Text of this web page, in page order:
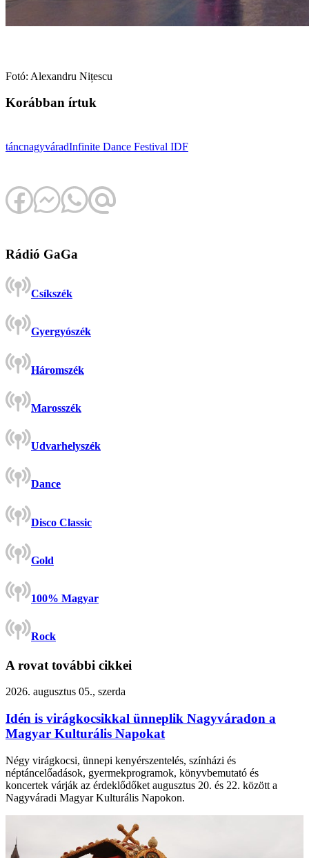
Fotó: Alexandru Nițescu
Korábban írtuk
táncnagyváradInfinite Dance Festival IDF
Rádió GaGa
Csíkszék
Gyergyószék
Háromszék
Marosszék
Udvarhelyszék
Dance
Disco Classic
Gold
100% Magyar
Rock
A rovat további cikkei
2026. augusztus 05., szerda
Idén is virágkocsikkal ünneplik Nagyváradon a
Magyar Kulturális Napokat
Négy virágkocsi, ünnepi kenyérszentelés, színházi és
néptáncelőadások, gyermekprogramok, könyvbemutató és
koncertek várják az érdeklődőket augusztus 20. és 22. között a
Nagyváradi Magyar Kulturális Napokon.